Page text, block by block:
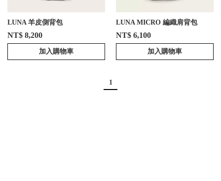
LUNA 羊皮側背包
NT$ 8,200
加入購物車
LUNA MICRO 編織肩背包
NT$ 6,100
加入購物車
1